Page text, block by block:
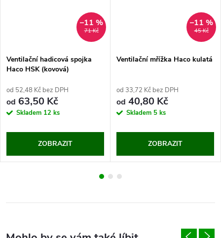
71 Kč
–11 %
Ventilační hadicová spojka
Haco HSK (kovová)
od 52,48 Kč bez DPH
od 63,50 Kč
Skladem 12 ks
ZOBRAZIT
45 Kč
–11 %
Ventilační mřížka Haco kulatá
od 33,72 Kč bez DPH
od 40,80 Kč
Skladem 5 ks
ZOBRAZIT